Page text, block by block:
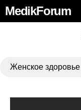
MedikForum
Женское здоровье